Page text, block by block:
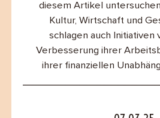
diesem Artikel
Kultur, Wirtschaft und
schlagen auch Initiativen
Verbesserung ihrer
ihrer finanziellen